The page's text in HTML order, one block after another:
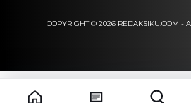
COPYRIGHT © 2026 REDAKSIKU.COM -